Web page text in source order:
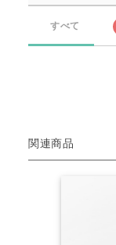
すべて
関連商品